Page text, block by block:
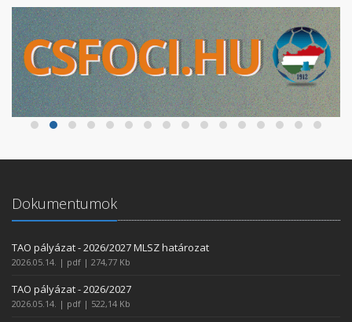
Dokumentumok
TAO pályázat - 2026/2027 MLSZ határozat
2026.05.14. | pdf | 274,77 Kb
TAO pályázat - 2026/2027
2026.05.14. | pdf | 522,14 Kb